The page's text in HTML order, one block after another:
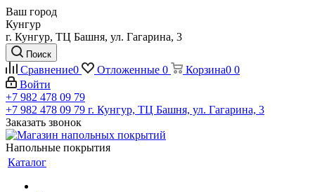
Ваш город
Кунгур
г. Кунгур, ТЦ Башня, ул. Гагарина, 3
Поиск
Сравнение0 Отложенные 0 Корзина0 0
Войти
+7 982 478 09 79
+7 982 478 09 79 г. Кунгур, ТЦ Башня, ул. Гагарина, 3
Заказать звонок
Напольные покрытия
Каталог